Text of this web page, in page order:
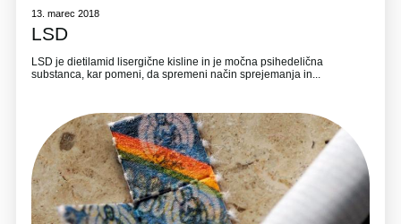
13. marec 2018
LSD
LSD je dietilamid lisergične kisline in je močna psihedelična
substanca, kar pomeni, da spremeni način sprejemanja in...